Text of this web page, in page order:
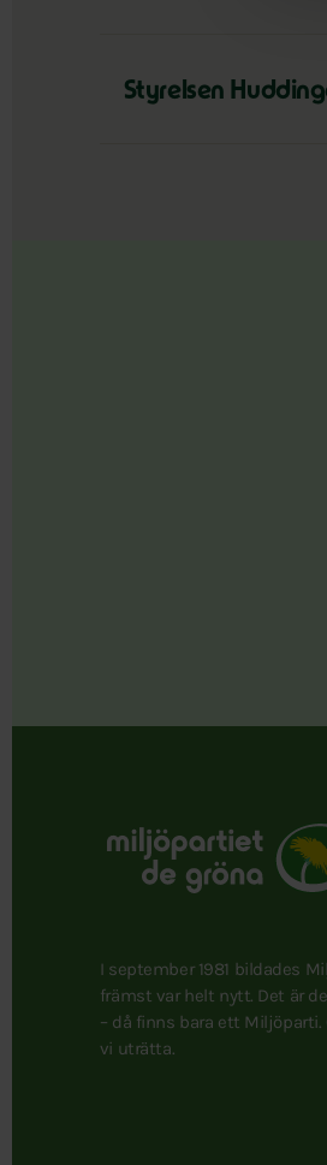
Styrelsen
I september 1981 bildades
främst var helt nytt. Det är
– då finns bara ett
vi uträtta.